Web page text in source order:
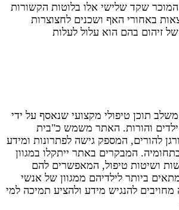
שקד שלישי אלו בלוטות הקשורות
באחורי האף ושכנים לחצוצרות
זיהום בהם הוא עלול לעלות
תוכן טיפולי מקצועי שנאסף על ידי
והורות. האתר משמש כ"בית
להורים, המספק גישה לפתרונות ומידע
המבקרים באתר ייתקלו במגוון
ושיטות טיפול, המאפשרים להם
ביותר לילדיהם ממגוון של אנשי
להנגיש מידע ולהציע תמיכה למי